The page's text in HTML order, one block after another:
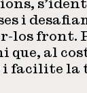
i
los front.
al
i facilite